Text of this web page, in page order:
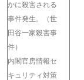
かに殺害される
事件発生。（世
田谷一家殺害事
件）
内閣官房情報セ
キュリティ対策